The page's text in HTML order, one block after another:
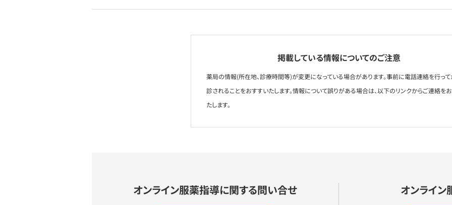
掲載している情報についてのご注意
薬局の情報(所在地、診療時間等)が変更になっている場合があります。事前に電話連絡を行っ
診されることをおすすいたします。情報について誤りがある場合は、以下のリンクからご連絡を
たします。
オンライン服薬指導に関する問い合せ オンライ